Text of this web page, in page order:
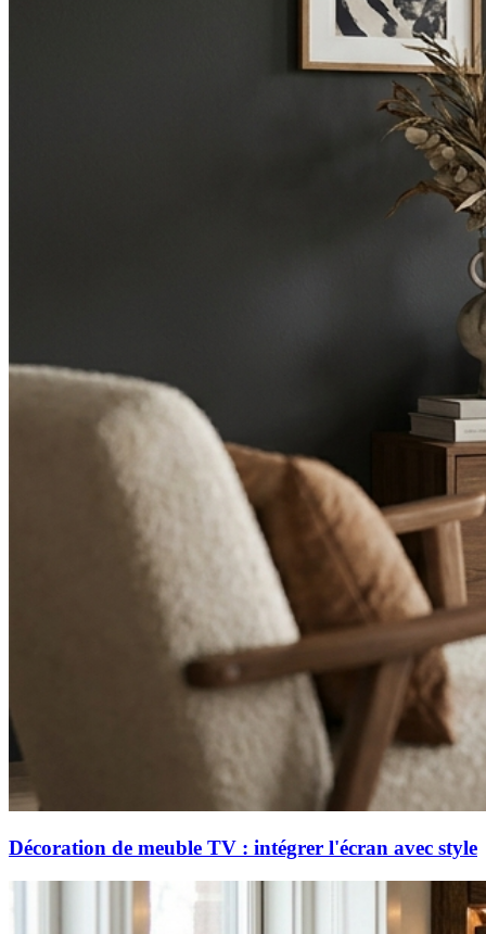
Décoration de meuble TV : intégrer l'écran avec style